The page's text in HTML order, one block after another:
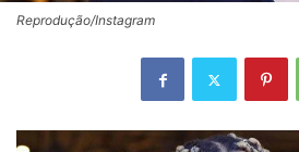
Reprodução/Instagram